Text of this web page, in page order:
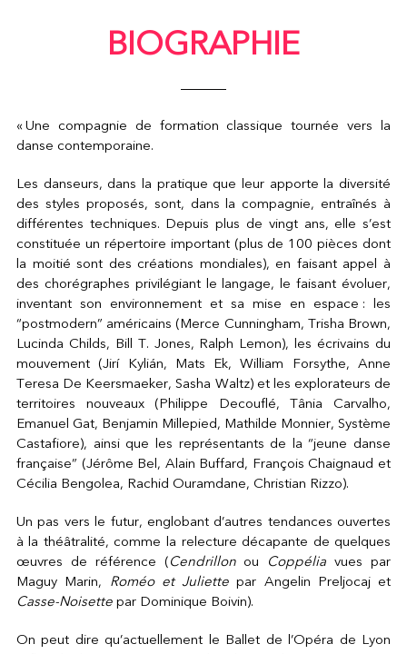
BIOGRAPHIE
« Une compagnie de formation classique tournée vers la
danse contemporaine.
Les danseurs, dans la pratique que leur apporte la diversité
des styles proposés, sont, dans la compagnie, entraînés à
différentes techniques. Depuis plus de vingt ans, elle s’est
constituée un répertoire important (plus de 100 pièces dont
la moitié sont des créations mondiales), en faisant appel à
des chorégraphes privilégiant le langage, le faisant évoluer,
inventant son environnement et sa mise en espace : les
“postmodern” américains (Merce Cunningham, Trisha Brown,
Lucinda Childs, Bill T. Jones, Ralph Lemon), les écrivains du
mouvement (Jirí Kylián, Mats Ek, William Forsythe, Anne
Teresa De Keersmaeker, Sasha Waltz) et les explorateurs de
territoires nouveaux (Philippe Decouflé, Tânia Carvalho,
Emanuel Gat, Benjamin Millepied, Mathilde Monnier, Système
Castafiore), ainsi que les représentants de la “jeune danse
française” (Jérôme Bel, Alain Buffard, François Chaignaud et
Cécilia Bengolea, Rachid Ouramdane, Christian Rizzo).
Un pas vers le futur, englobant d’autres tendances ouvertes
à la théâtralité, comme la relecture décapante de quelques
œuvres de référence ( Cendrillon ou Coppéliavues par
Maguy Marin, Roméo et Juliettepar Angelin Preljocaj et
Casse-Noisettepar Dominique Boivin).
On peut dire qu’actuellement le Ballet de l’Opéra de Lyon